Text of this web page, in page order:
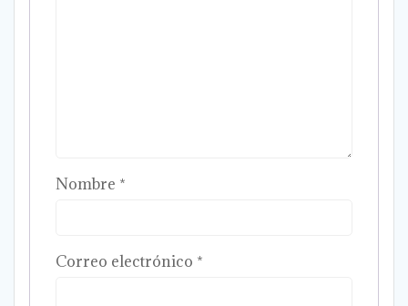
Nombre *
Correo electrónico *